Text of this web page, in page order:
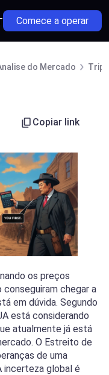
Comece a operar
do Mercado
Copiar link
os preços
conseguiram chegar a
em dúvida. Segundo
está considerando
atualmente já está
O Estreito de
de uma
incerteza global é